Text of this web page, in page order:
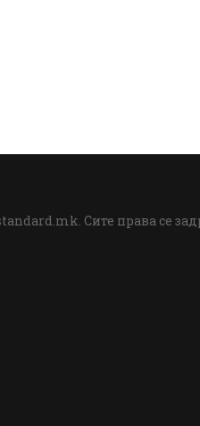
Сите права се